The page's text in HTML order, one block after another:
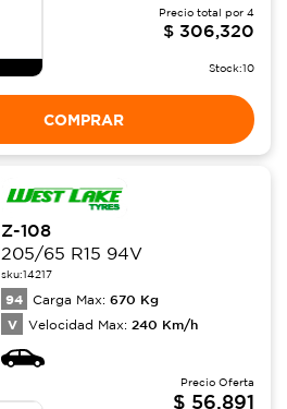
Precio total por 4
$ 306,320
Stock:10
COMPRAR
Z-108
205/65 R15 94V
sku:14217
94 Carga Max: 670 Kg
V Velocidad Max: 240 Km/h
Precio Oferta
$ 56,891